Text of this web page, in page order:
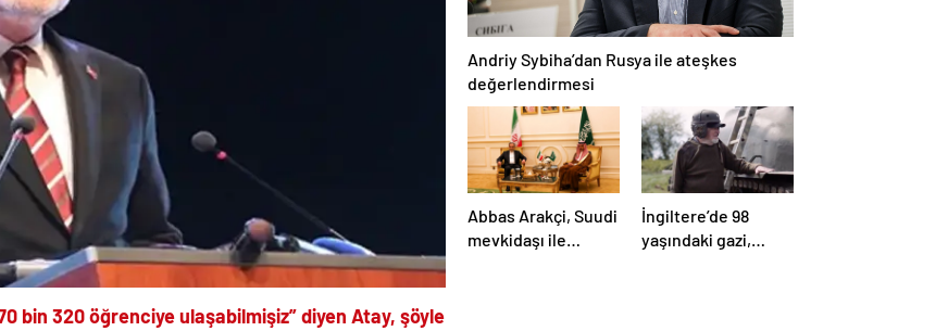
bin 320 öğrenciye ulaşabilmişiz” diyen Atay, şöyle
Andriy Sybiha’dan Rusya ile ateşkes
değerlendirmesi
Abbas Arakçi, Suudi
mevkidaşı ile
İngiltere’de 98
yaşındaki gazi,